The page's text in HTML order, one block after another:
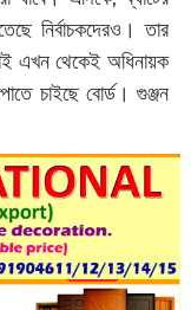
নির্বাচকদেরও। তার
এখন থেকেই অধিনায়ক
চাইছে বোর্ড। গুঞ্জন